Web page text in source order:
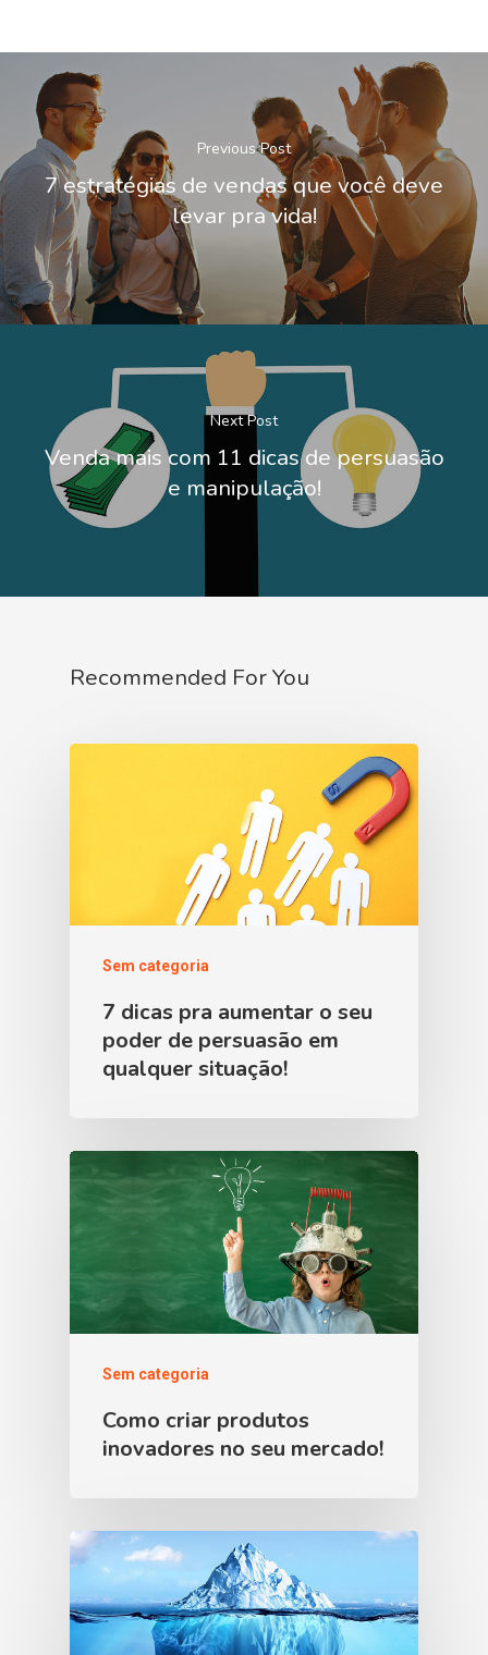
Previous Post
7 estratégias de vendas que você deve
levar pra vida!
Next Post
Venda mais com 11 dicas de persuasão
e manipulação!
Recommended For You
Sem categoria
7 dicas pra aumentar o seu
poder de persuasão em
qualquer situação!
Sem categoria
Como criar produtos
inovadores no seu mercado!